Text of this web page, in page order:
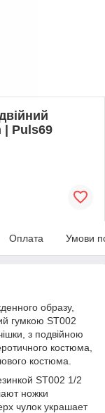
| Puls69
Оплата Умови
образу,
гумкою ST002
з подвійною
костюма,
костюма.
ST002 1/2
ножки
чулок украшает